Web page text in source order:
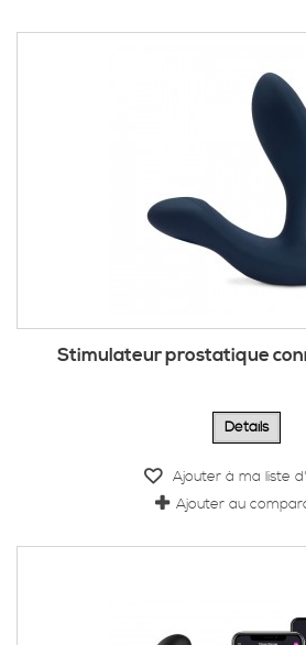
Stimulateur prostatique
Détails
Ajouter à ma liste
Ajouter au